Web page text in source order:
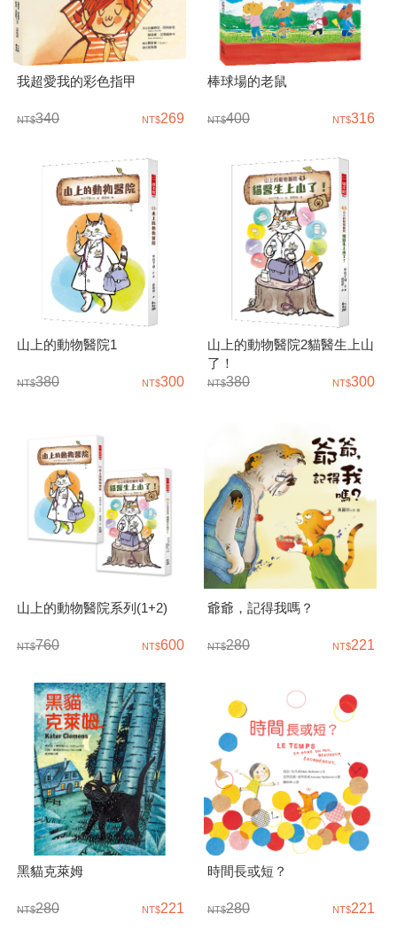
我超愛我的彩色指甲
340 269
棒球場的老鼠
400 316
山上的動物醫院1
380 300
山上的動物醫院2貓醫生上山
了！
380
300
山上的動物醫院系列(1+2)
760 600
爺爺，記得我嗎？
280 221
黑貓克萊姆
280 221
時間長或短？
280 221